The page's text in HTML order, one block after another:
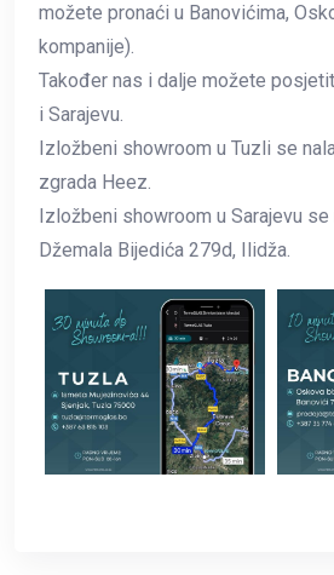
možete pronaći u Banovićima,
kompanije).
Također nas i dalje možete
i Sarajevu.
Izložbeni showroom u Tuzli se
zgrada Heez.
Izložbeni showroom u Sarajevu
Džemala Bijedića 279d, Ilidža.